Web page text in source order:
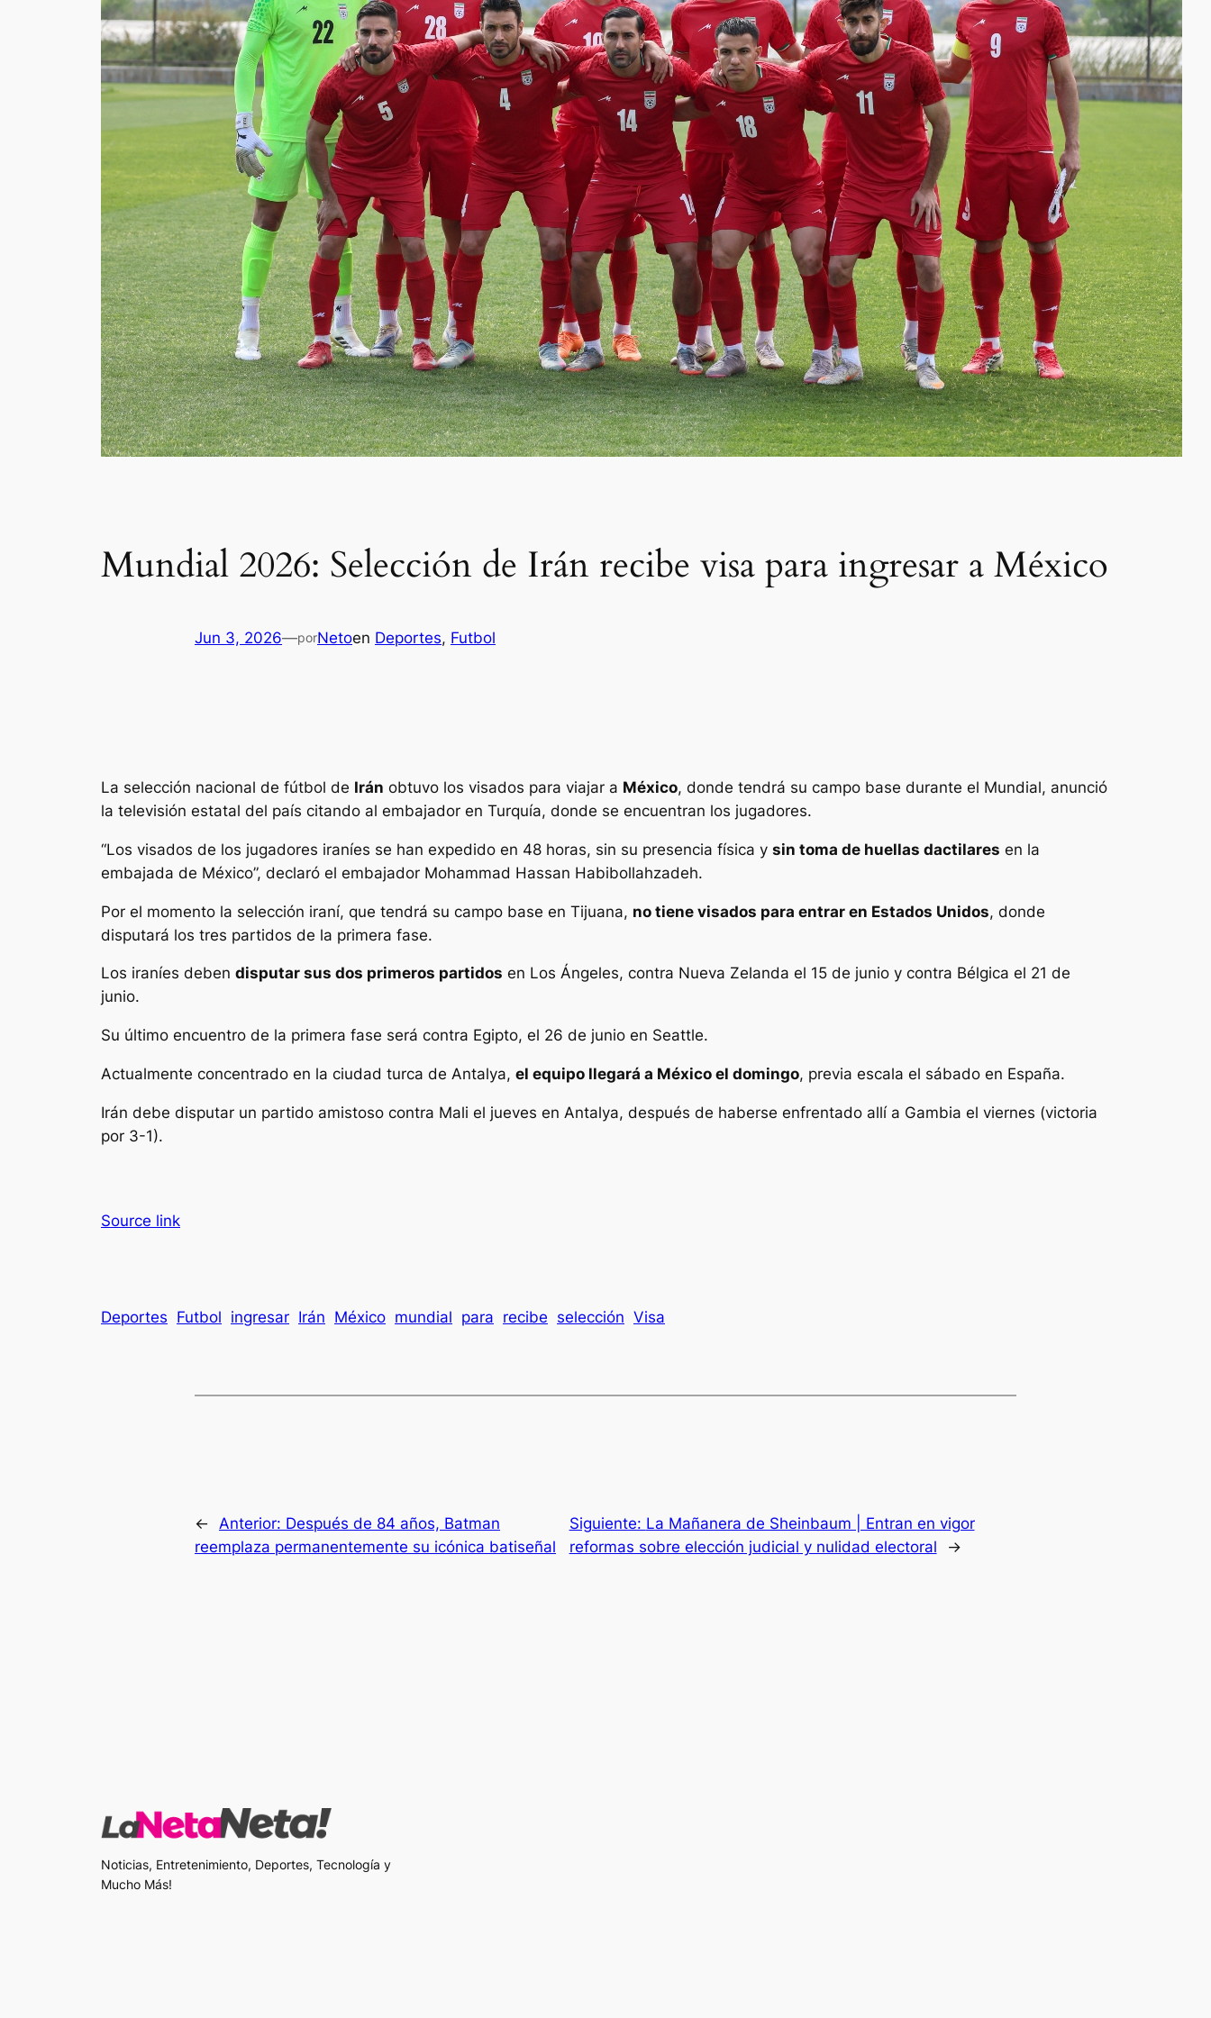
Mundial 2026: Selección de Irán recibe visa para ingresar a México
Jun 3, 2026—porNetoen Deportes, Futbol
La selección nacional de fútbol de Irán obtuvo los visados para viajar a México, donde tendrá su campo base durante el Mundial, anunció
la televisión estatal del país citando al embajador en Turquía, donde se encuentran los jugadores.
“Los visados de los jugadores iraníes se han expedido en 48 horas, sin su presencia física y sin toma de huellas dactilares en la
embajada de México”, declaró el embajador Mohammad Hassan Habibollahzadeh.
Por el momento la selección iraní, que tendrá su campo base en Tijuana, no tiene visados para entrar en Estados Unidos, donde
disputará los tres partidos de la primera fase.
Los iraníes deben disputar sus dos primeros partidos en Los Ángeles, contra Nueva Zelanda el 15 de junio y contra Bélgica el 21 de
junio.
Su último encuentro de la primera fase será contra Egipto, el 26 de junio en Seattle.
Actualmente concentrado en la ciudad turca de Antalya, el equipo llegará a México el domingo, previa escala el sábado en España.
Irán debe disputar un partido amistoso contra Mali el jueves en Antalya, después de haberse enfrentado allí a Gambia el viernes (victoria
por 3-1).
Source link
Deportes Futbol ingresar Irán México mundial para recibe selección Visa
← Anterior: Después de 84 años, Batman
reemplaza permanentemente su icónica batiseñal
Siguiente: La Mañanera de Sheinbaum | Entran en vigor
reformas sobre elección judicial y nulidad electoral
→
Noticias, Entretenimiento, Deportes, Tecnología y
Mucho Más!